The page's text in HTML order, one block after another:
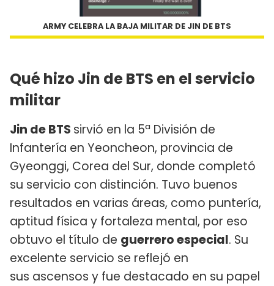
ARMY CELEBRA LA BAJA MILITAR DE JIN DE BTS
Qué hizo Jin de BTS en el servicio
militar
Jin de BTS sirvió en la 5ª División de
Infantería en Yeoncheon, provincia de
Gyeonggi, Corea del Sur, donde completó
su servicio con distinción. Tuvo buenos
resultados en varias áreas, como puntería,
aptitud física y fortaleza mental, por eso
obtuvo el título de guerrero especial. Su
excelente servicio se reflejó en
sus ascensos y fue destacado en su papel